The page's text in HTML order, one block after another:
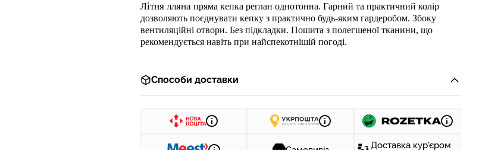
Літня лляна пряма кепка реглан однотонна. Гарний та практичний колір
дозволяють поєднувати кепку з практично будь-яким гардеробом. Збоку
вентиляційні отвори. Без підкладки. Пошита з полегшеної тканини, що
рекомендується навіть при найспекотнішій погоді.
Способи доставки
Доставка кур'єром